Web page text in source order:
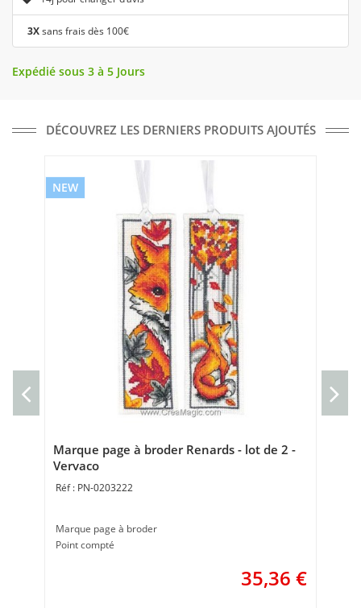
3Xsans frais dès 100€
Expédié sous 3 à 5 Jours
DÉCOUVREZ LES DERNIERS PRODUITS AJOUTÉS
NEW
Marque page à broder Renards - lot de 2 -
Vervaco
PN-0203222
Marque page à broder
Point compté
35,36 €